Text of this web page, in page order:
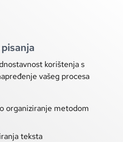
korištenja s
vašeg procesa
organiziranje metodom
teksta